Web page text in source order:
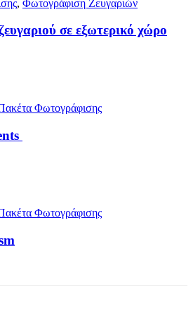
, Φωτογράφιση Ζευγαριών
σε εξωτερικό χώρο
Φωτογράφισης
Φωτογράφισης